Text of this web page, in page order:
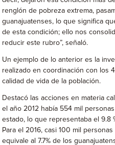
renglón de pobreza extrema,
guanajuatenses, lo que significa
de esta condición; ello nos
reducir este rubro”, señaló.
Un ejemplo de lo anterior es la
realizado en coordinación con los
calidad de vida de la población.
Destacó las acciones en materia
el año 2012 había 554 mil
estado, lo que representaba el 9.8
Para el 2016, casi 100 mil
equivale al 7.7% de los